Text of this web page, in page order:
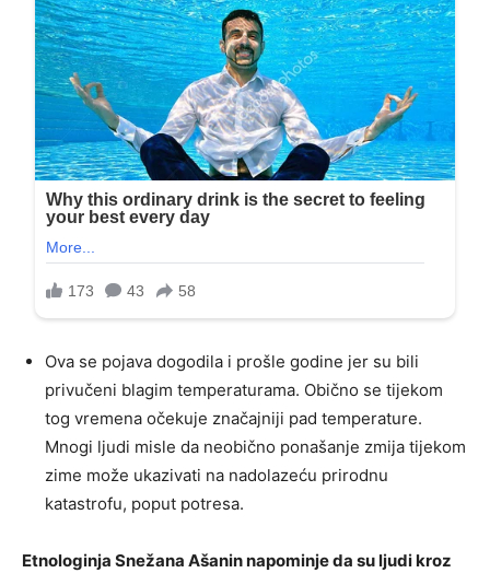
Ova se pojava dogodila i prošle godine jer su bili
privučeni blagim temperaturama. Obično se tijekom
tog vremena očekuje značajniji pad temperature.
Mnogi ljudi misle da neobično ponašanje zmija tijekom
zime može ukazivati ​​na nadolazeću prirodnu
katastrofu, poput potresa.
Etnologinja Snežana Ašanin napominje da su ljudi kroz